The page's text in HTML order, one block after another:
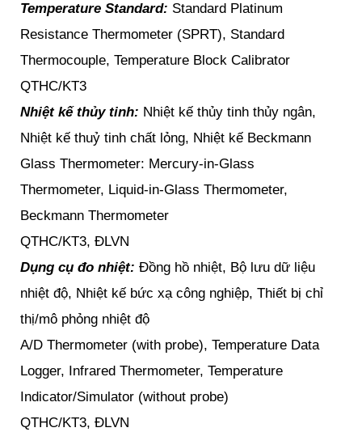
Temperature Standard: Standard Platinum
Resistance Thermometer (SPRT), Standard
Thermocouple, Temperature Block Calibrator
QTHC/KT3
Nhiệt kế thủy tinh: Nhiệt kế thủy tinh thủy ngân,
Nhiệt kế thuỷ tinh chất lỏng, Nhiệt kế Beckmann
Glass Thermometer: Mercury-in-Glass
Thermometer, Liquid-in-Glass Thermometer,
Beckmann Thermometer
QTHC/KT3, ĐLVN
Dụng cụ đo nhiệt: Đồng hồ nhiệt, Bộ lưu dữ liệu
nhiệt độ, Nhiệt kế bức xạ công nghiệp, Thiết bị chỉ
thị/mô phỏng nhiệt độ
A/D Thermometer (with probe), Temperature Data
Logger, Infrared Thermometer, Temperature
Indicator/Simulator (without probe)
QTHC/KT3, ĐLVN